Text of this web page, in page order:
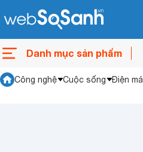
Danh mục sản phẩm
Công nghệ Cuộc sống Điện